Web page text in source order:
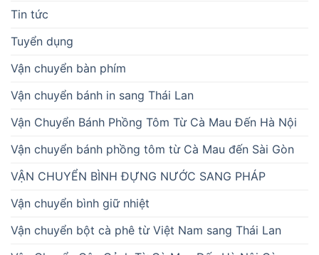
Tin tức
Tuyển dụng
Vận chuyển bàn phím
Vận chuyển bánh in sang Thái Lan
Vận Chuyển Bánh Phồng Tôm Từ Cà Mau Đến Hà Nội
Vận chuyển bánh phồng tôm từ Cà Mau đến Sài Gòn
VẬN CHUYỂN BÌNH ĐỰNG NƯỚC SANG PHÁP
Vận chuyển bình giữ nhiệt
Vận chuyển bột cà phê từ Việt Nam sang Thái Lan